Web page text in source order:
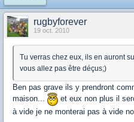
rugbyforever
19 oct. 2010
Tu verras chez eux, ils en auront
vous allez pas être déçus;)
Ben pas grave ils y prendront
maison...
et eux non plus il
à vide je ne monterai pas à vide